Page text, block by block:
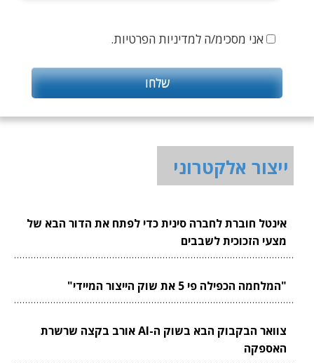
אני מסכימ/ה למדיניות הפרטיות.
ייצור אלקטרוני
אינטל חוברת לחברה סינית כדי לפתח את הדור הבא של
מצעי הזכוכית לשבבים
"המלחמה הכפילה פי 5 את שוק הייצור המיידי"
צוואר הבקבוק הבא בשוק ה-AI אורב בקצה שרשרת
האספקה